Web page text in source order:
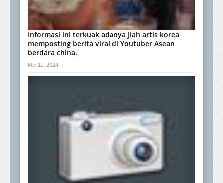
Informasi ini terkuak adanya Jiah artis korea
memposting berita viral di Youtuber Asean
berdara china.
Mei 11, 2024